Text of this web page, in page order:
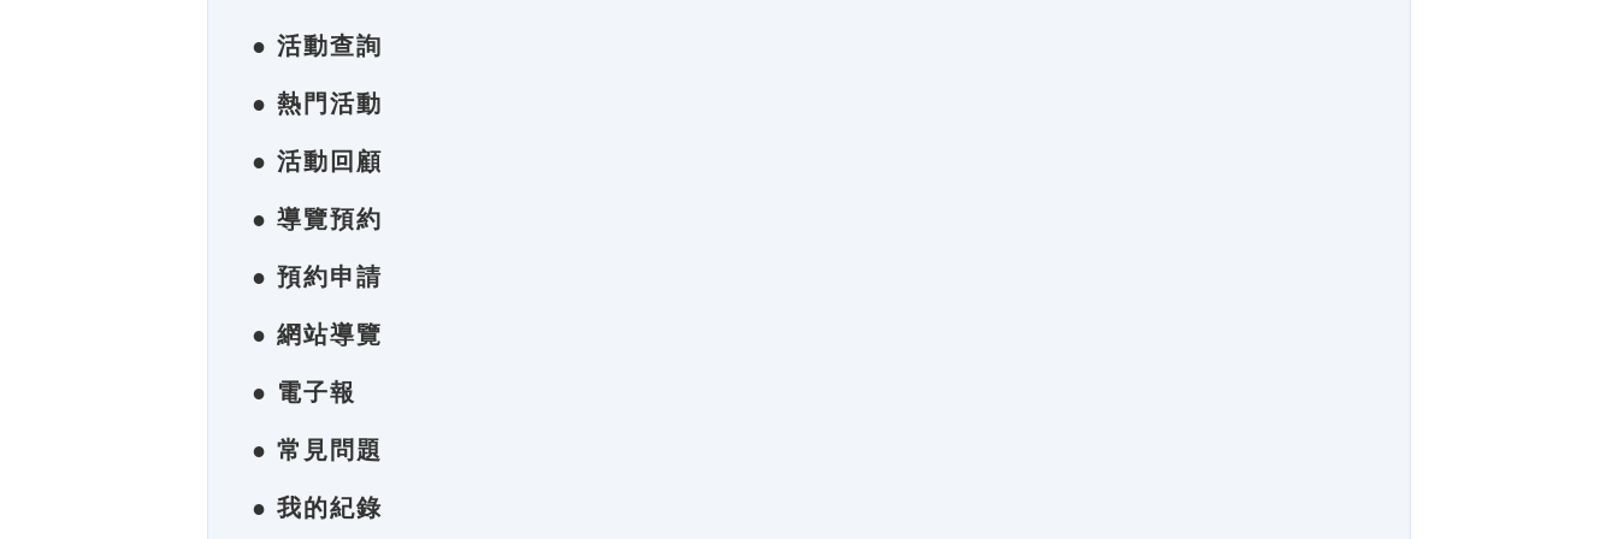
● 活動查詢
● 熱門活動
● 活動回顧
● 導覽預約
● 預約申請
● 網站導覽
● 電子報
● 常見問題
● 我的紀錄